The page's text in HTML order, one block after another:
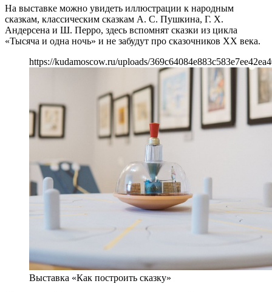
На выставке можно увидеть иллюстрации к народным
сказкам, классическим сказкам А. С. Пушкина, Г. Х.
Андерсена и Ш. Перро, здесь вспомнят сказки из цикла
«Тысяча и одна ночь» и не забудут про сказочников XX века.
https://kudamoscow.ru/uploads/
Выставка «Как построить сказку»